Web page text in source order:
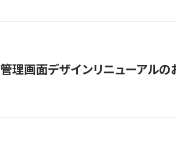
管理画面デザインリニューアルの